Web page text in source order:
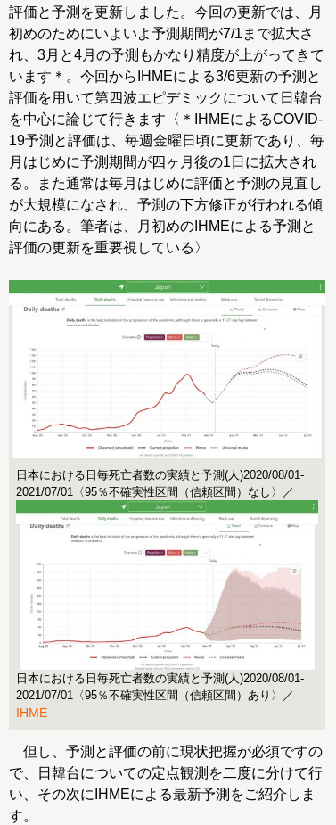
評価と予測を更新しました。今回の更新では、月
初めのためにいよいよ予測期間が7/1まで拡大さ
れ、3月と4月の予測もかなり精度が上がってきて
います＊。今回からIHMEによる3/6更新の予測と
評価を用いて第四波エピデミックについて日韓台
を中心に論じて行きます〈＊IHMEによるCOVID-
19予測と評価は、毎週金曜日頃に更新であり、毎
月はじめに予測期間が四ヶ月後の1日に拡大され
る。また通常は毎月はじめに評価と予測の見直し
が大規模になされ、予測の下方修正が行われる傾
向にある。筆者は、月初めのIHMEによる予測と
評価の更新を重要視している〉
日本における日毎死亡者数の実績と予測(人)2020/08/01-
2021/07/01〈95％不確実性区間（信頼区間）なし〉／
日本における日毎死亡者数の実績と予測(人)2020/08/01-
2021/07/01〈95％不確実性区間（信頼区間）あり〉／
IHME
但し、予測と評価の前に現状把握が必須ですの
で、日韓台についての定点観測を二度に分けて行
い、その次にIHMEによる最新予測をご紹介しま
す。